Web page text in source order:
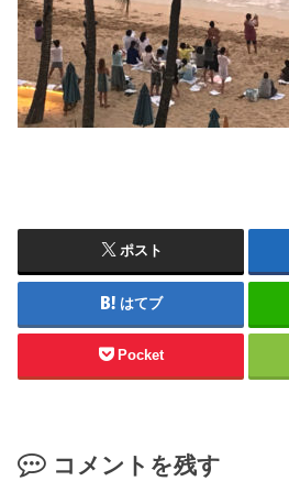
ポスト
はてブ
Pocket
コメントを残す